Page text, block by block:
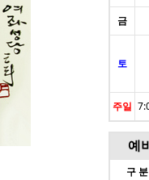
금
토
주일
예
구 분